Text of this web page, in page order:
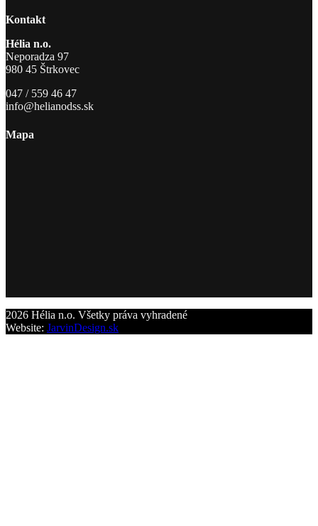
Kontakt
Hélia n.o.
Neporadza 97
980 45 Štrkovec
047 / 559 46 47
info@helianodss.sk
Mapa
2026 Hélia n.o. Všetky práva vyhradené
Website: JarvinDesign.sk